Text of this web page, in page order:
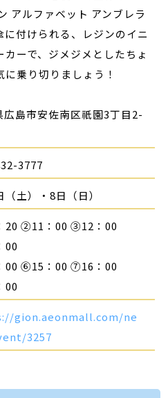
アルファベット アンブレラ
付けられる、レジンのイニ
ーで、ジメジメとしたちょ
乗り切りましょう！
広島市安佐南区祇園3丁目2-
3777
（土）・8日（日）
20 ②11：00 ③12：00
00
00 ⑥15：00 ⑦16：00
00
gion.aeonmall.com/ne
3257